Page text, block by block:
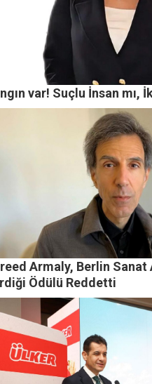
var! Suçlu İnsan mı,
Armaly, Berlin Sanat
Ödülü Reddetti